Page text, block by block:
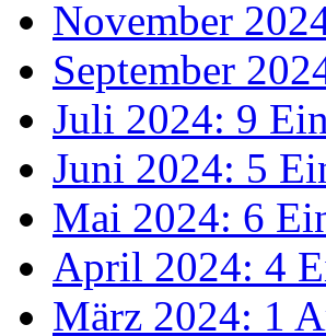
November
September
Juli 2024: 9
Juni 2024: 5
Mai 2024: 6
April 2024: 4
März 2024: 1